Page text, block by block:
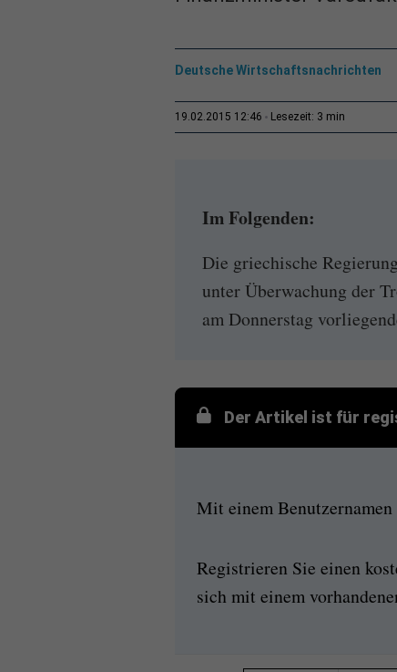
Deutsche Wirtschaftsnachrichten
19.02.2015 12:46 Lesezeit: 3 min
Im Folgenden:
Die griechische
unter Überwachung der
am Donnerstag
Der Artikel ist für
Mit einem
Registrieren Sie einen
sich mit einem